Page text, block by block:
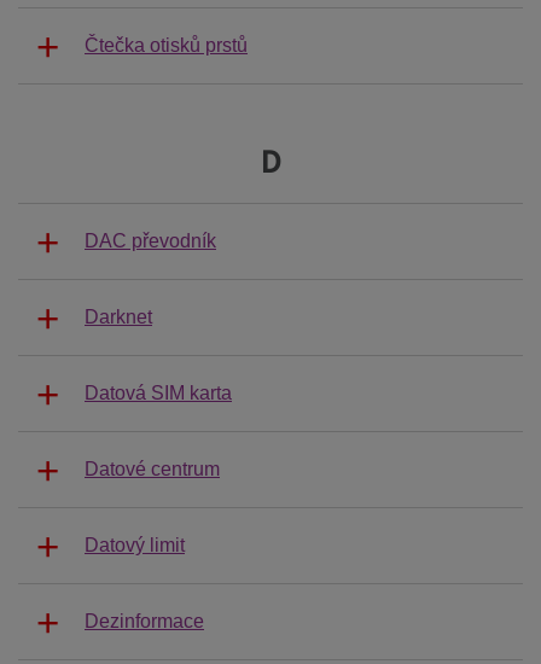
Čtečka otisků prstů
D
DAC převodník
Darknet
Datová SIM karta
Datové centrum
Datový limit
Dezinformace